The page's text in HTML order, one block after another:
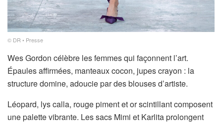
© DR • Presse
Wes Gordon célèbre les femmes qui façonnent l’art.
Épaules affirmées, manteaux cocon, jupes crayon : la
structure domine, adoucie par des blouses d’artiste.
Léopard, lys calla, rouge piment et or scintillant composent
une palette vibrante. Les sacs Mimi et Karlita prolongent